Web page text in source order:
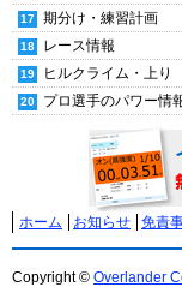
期分け・練習計画
レース情報
ヒルクライム・上り
プロ選手のパワー情
ホーム お知らせ 免責
Copyright © Overlander